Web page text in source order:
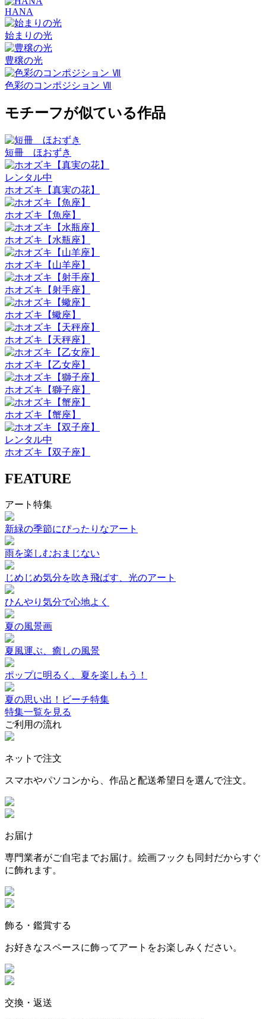
HANA
始まりの光
豊穣の光
色彩のコンポジション Ⅶ
モチーフが似ている作品
短冊 ほおずき
レンタル中
ホオズキ【真実の花】
ホオズキ【魚座】
ホオズキ【水瓶座】
ホオズキ【山羊座】
ホオズキ【射手座】
ホオズキ【蠍座】
ホオズキ【天秤座】
ホオズキ【乙女座】
ホオズキ【獅子座】
ホオズキ【蟹座】
レンタル中
ホオズキ【双子座】
FEATURE
アート特集
新緑の季節にぴったりなアート
雨を楽しむおまじない
じめじめ気分を吹き飛ばす、光のアート
ひんやり気分で心地よく
夏の風景画
夏風運ぶ、癒しの風景
ポップに明るく、夏を楽しもう！
夏の思い出！ビーチ特集
特集一覧を見る
ご利用の流れ
ネットで注文
スマホやパソコンから、作品と配送希望日を選んで注文。
お届け
専門業者がご自宅までお届け。絵画フックも同封だからすぐ
に飾れます。
飾る・鑑賞する
お好きなスペースに飾ってアートをお楽しみください。
交換・返送